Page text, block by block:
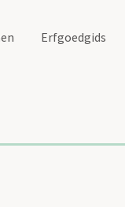
Erfgoedgids